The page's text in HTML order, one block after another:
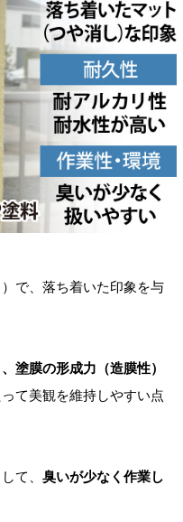
で、落ち着いた印象を与
塗膜の形成力（造膜性）
て美観を維持しやすい点
て、 臭いが少なく作業し